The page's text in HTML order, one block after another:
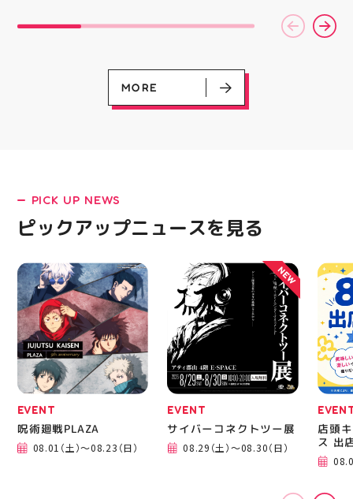
LATEST!
ピックアップニュース
ィ館内にて ☆11:00〜
入り口横にて冷たいゼリ
ーや瓶ジュース、熱中症
た、5F店舗の当日のレシ
スポーツに関連したグッ
ズなどが当たりますので
ぜひご参加ください️ ・
ます️ スポーツナビゲー
ター一同当お待ちしてお
ります✧⁠◝⁠(⁠⁰⁠▿⁠⁰⁠)⁠◜⁠✧ #ゼビ
オ #アティ郡山
ミシン教室では、 「ミ
シンを使ってみたいけ
ど、作り方が分からな
い」 そんな初心者さん
も大歓迎です お洋服・
バッグ・小物など、 あ
という方もお気軽に 作
りたいものについてもご
ジュ 気になる方はDMま
たは店頭でお気軽にお問
い合わせください 写真
を横にスワイプして、完
成までの様子も見てね #
ピアネージュ #ミシン教
室 #ソーイング教室 #ミ
シン初心者 #ハンドメイ
ド 手作り 洋裁 ソーイン
グ 郡山市 郡山 福島県
手作りのある暮らし
ース
験後
MORE
PICK UP NEWS
ピックアップニュースを見る
EVENT
呪術廻戦PLAZA
08.01（土）～08.23（日）
EVENT
サイバーコネクトツー展
08.29（土）～08.30（日）
NEW
店頭
ス 出